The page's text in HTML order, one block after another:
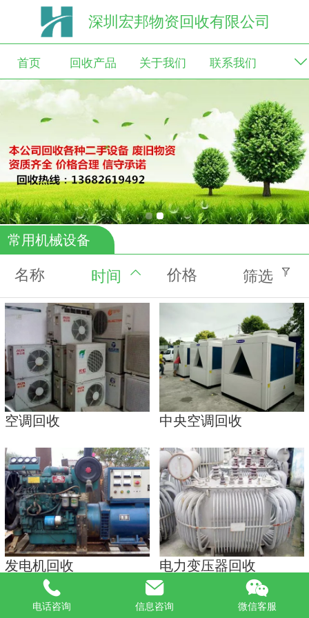
深圳宏邦物资回收有限公司
首页 回收产品 关于我们 联系我们
新闻动态
常用机械设备
名称 时间 价格 筛选
空调回收 中央空调回收
发电机回收 电力变压器回收
电话咨询 信息咨询 微信客服